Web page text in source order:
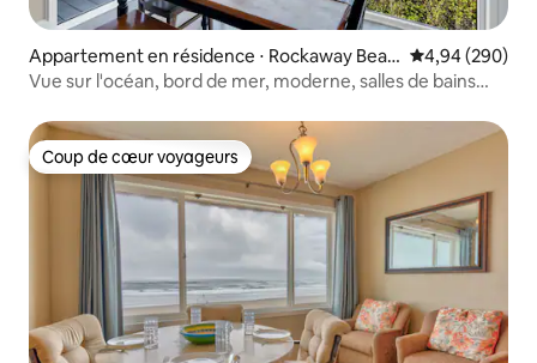
Appartement en résidence ⋅ Rockaway Beac
h
Évaluation
4,94 (290)
Vue sur l'océan, bord de mer, moderne, salles de bains
Coup de cœur voyageurs
Coup de cœur voyageurs